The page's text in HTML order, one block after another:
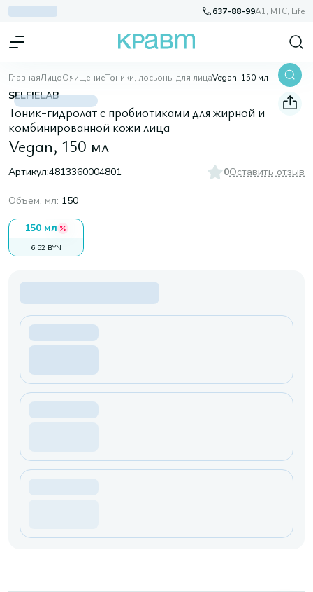
637-88-99A1, МТС, Life
ГлавнаяЛицоОчищениеТоники, лосьоны для лицаVegan, 150 мл
SELFIELAB
Тоник-гидролат с пробиотиками для жирной и
комбинированной кожи лица
Vegan, 150 мл
Артикул:4813360004801 0Оставить отзыв
Объем, мл: 150
150 мл
6,52 BYN